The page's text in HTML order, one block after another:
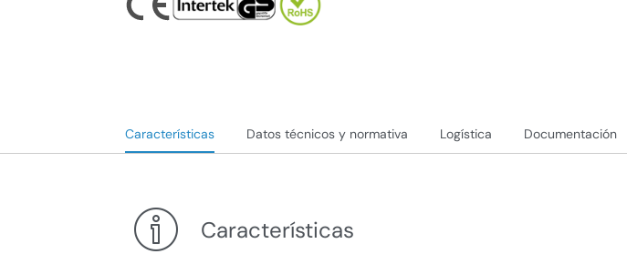
Características Datos técnicos y normativa Logística Documentación
Características